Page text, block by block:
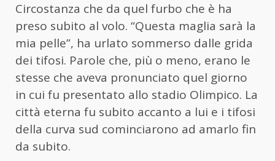
Circostanza che da quel furbo che è ha
preso subito al volo. “Questa maglia sarà la
mia pelle”, ha urlato sommerso dalle grida
dei tifosi. Parole che, più o meno, erano le
stesse che aveva pronunciato quel giorno
in cui fu presentato allo stadio Olimpico. La
città eterna fu subito accanto a lui e i tifosi
della curva sud cominciarono ad amarlo fin
da subito.